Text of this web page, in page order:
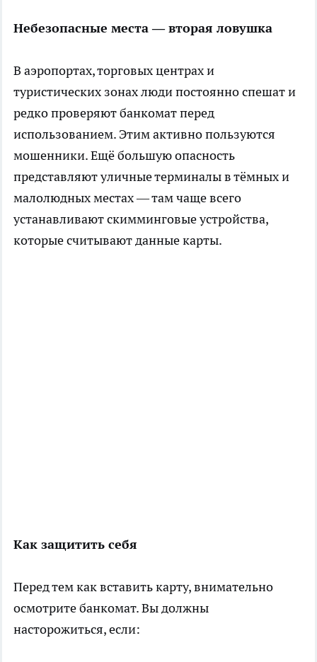
Небезопасные места — вторая ловушка
В аэропортах, торговых центрах и
туристических зонах люди постоянно спешат и
редко проверяют банкомат перед
использованием. Этим активно пользуются
мошенники. Ещё большую опасность
представляют уличные терминалы в тёмных и
малолюдных местах — там чаще всего
устанавливают скимминговые устройства,
которые считывают данные карты.
Как защитить себя
Перед тем как вставить карту, внимательно
осмотрите банкомат. Вы должны
насторожиться, если: